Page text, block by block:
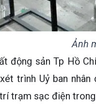
Ảnh
động sản Tp Hồ
trình Uỷ ban
trạm sạc điện